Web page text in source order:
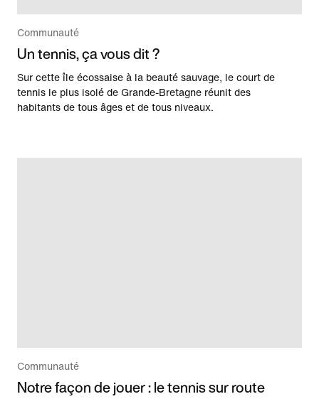
Communauté
Un tennis, ça vous dit ?
Sur cette île écossaise à la beauté sauvage, le court de
tennis le plus isolé de Grande-Bretagne réunit des
habitants de tous âges et de tous niveaux.
Communauté
Notre façon de jouer : le tennis sur route